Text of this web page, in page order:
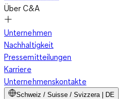
Über C&A
Unternehmen
Nachhaltigkeit
Pressemitteilungen
Karriere
Unternehmenskontakte
Schweiz / Suisse / Svizzera | DE